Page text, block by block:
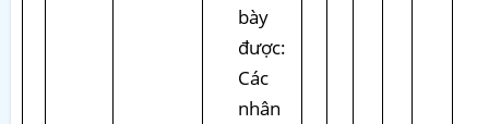
bày
được:
Các
nhân